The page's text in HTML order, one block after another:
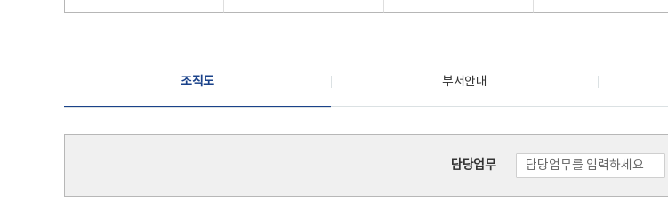
조직도 부서안내
담당업무